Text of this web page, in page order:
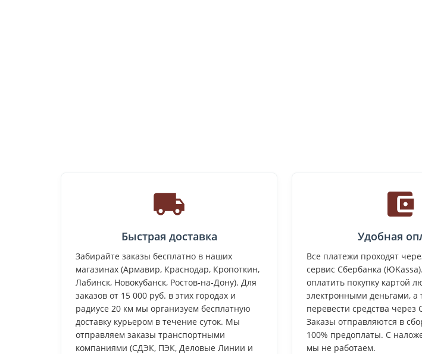
Быстрая доставка
Забирайте заказы бесплатно в наших
магазинах (Армавир, Краснодар, Кропоткин,
Лабинск, Новокубанск, Ростов-на-Дону). Для
заказов от 15 000 руб. в этих городах и
радиусе 20 км мы организуем бесплатную
доставку курьером в течение суток. Мы
отправляем заказы транспортными
компаниями (СДЭК, ПЭК, Деловые Линии и
Удобная
Все платежи проходят
сервис Сбербанка
оплатить покупку картой
электронными деньгами, а
перевести средства через
Заказы отправляются в
100% предоплаты. С
мы не работаем.